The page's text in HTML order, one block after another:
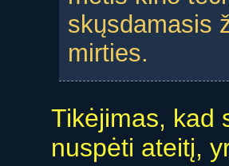
skųsdamasis
mirties.
Tikėjimas, kad
nuspėti ateitį,